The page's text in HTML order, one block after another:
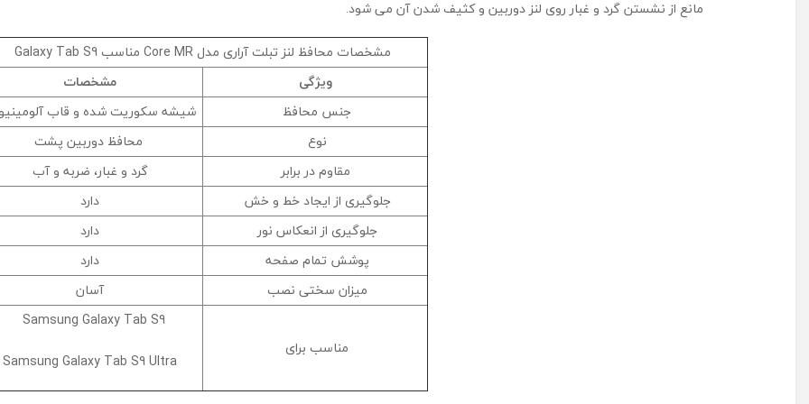
مانع از نشستن گرد و غبار روی لنز دوربین و کثیف شدن آن می شود.
مشخصات محافظ لنز تبلت آراری مدل Core MR مناسب Galaxy Tab S9
ویژگی
مشخصات
جنس محافظ
شیشه سکوریت شده و قاب
نوع
محافظ دوربین پشت
مقاوم در برابر
گرد و غبار، ضربه و آب
جلوگیری از ایجاد خط و خش
دارد
جلوگیری از انعکاس نور
دارد
پوشش تمام صفحه
دارد
میزان سختی نصب
آسان
مناسب برای
Samsung Galaxy Tab S9
Samsung Galaxy Tab S9 Ultra